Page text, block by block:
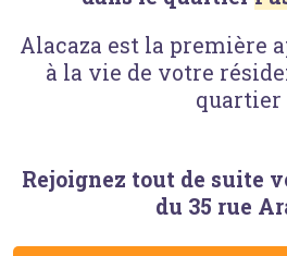
Alacaza est la première
à la vie de votre
quartier
Rejoignez tout de suite
du 35 rue